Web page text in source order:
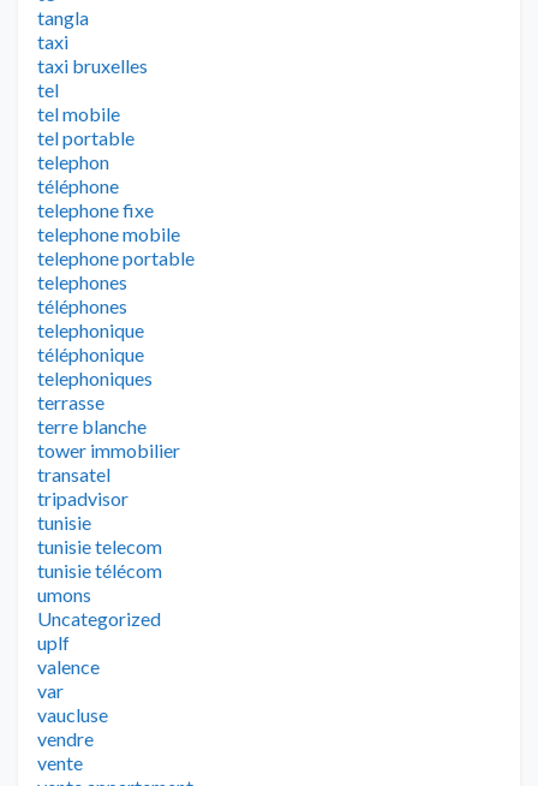
tangla
taxi
taxi bruxelles
tel
tel mobile
tel portable
telephon
téléphone
telephone fixe
telephone mobile
telephone portable
telephones
téléphones
telephonique
téléphonique
telephoniques
terrasse
terre blanche
tower immobilier
transatel
tripadvisor
tunisie
tunisie telecom
tunisie télécom
umons
Uncategorized
uplf
valence
var
vaucluse
vendre
vente